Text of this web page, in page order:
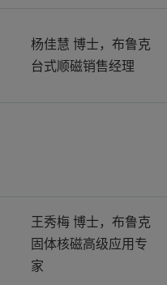
杨佳慧 博士，布鲁克
台式顺磁销售经理
王秀梅 博士，布鲁克
固体核磁高级应用专
家